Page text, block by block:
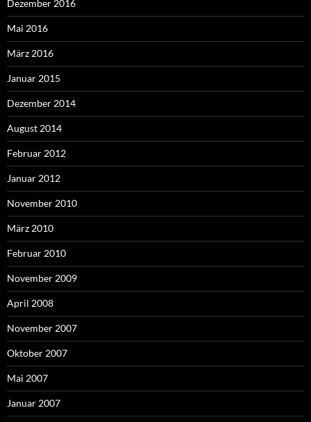
Dezember 2016
Mai 2016
März 2016
Januar 2015
Dezember 2014
August 2014
Februar 2012
Januar 2012
November 2010
März 2010
Februar 2010
November 2009
April 2008
November 2007
Oktober 2007
Mai 2007
Januar 2007